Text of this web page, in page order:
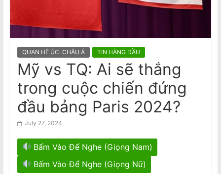
m
s
N
w
s
p
a
p
nữ gốc Việt, ngáp trong phiên tòa
National Stroke Week: Mẹo đơn giản
giúp giảm nguy cơ bị đột quỵ
QUAN HỆ ÚC-CHÂU Á TIN HÀNG ĐẦU
Mỹ vs TQ: Ai sẽ thắng
trong cuộc chiến đứng
đầu bảng Paris 2024?
July 27, 2024
Bấm Vào Để Nghe (Giọng Nam)
Bấm Vào Để Nghe (Giọng Nữ)